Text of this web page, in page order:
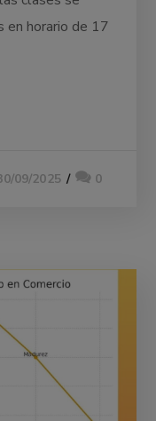
en horario de 17
09/2025 0